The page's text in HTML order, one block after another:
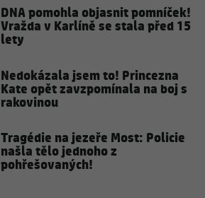
DNA pomohla objasnit pomníček!
Vražda v Karlíně se stala před 15
lety
Nedokázala jsem to! Princezna
Kate opět zavzpomínala na boj s
rakovinou
Tragédie na jezeře Most: Policie
našla tělo jednoho z
pohřešovaných!